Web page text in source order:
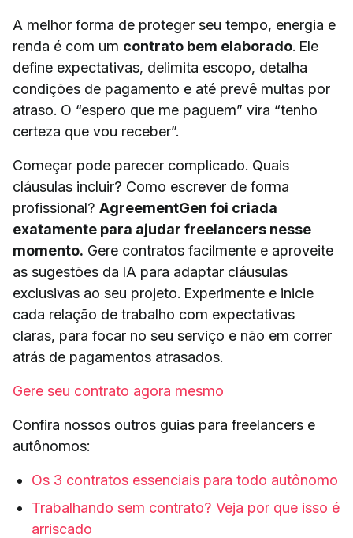
A melhor forma de proteger seu tempo, energia e
renda é com um contrato bem elaborado. Ele
define expectativas, delimita escopo, detalha
condições de pagamento e até prevê multas por
atraso. O “espero que me paguem” vira “tenho
certeza que vou receber”.
Começar pode parecer complicado. Quais
cláusulas incluir? Como escrever de forma
profissional? AgreementGen foi criada
exatamente para ajudar freelancers nesse
momento. Gere contratos facilmente e aproveite
as sugestões da IA para adaptar cláusulas
exclusivas ao seu projeto. Experimente e inicie
cada relação de trabalho com expectativas
claras, para focar no seu serviço e não em correr
atrás de pagamentos atrasados.
Gere seu contrato agora mesmo
Confira nossos outros guias para freelancers e
autônomos:
Os 3 contratos essenciais para todo autônomo
Trabalhando sem contrato? Veja por que isso é
arriscado